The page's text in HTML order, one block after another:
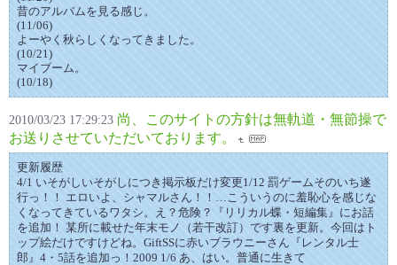
昔のアルバムを見る感じ。
(11/06)
よーやく秋らしくなってきました。
(10/21)
マイブーム。
(10/18)
2010/03/23 17:29:23 尚、このサイトの方針は無軌道・無節操で
お送りさせていただいております。
更新履歴
4/1 いそがしいそがしにつき掲示板だけ変更1/12 罰ゲームそのいち遂
行っ！！ エロいよ、シャマルさん！！…こういうのに羞恥心を感じな
くなってきているワタシ。え？危険？『リリカル蝶・短編集』にお話
を追加！ 某所に載せた年末モノ（若干改訂）です裏を更新。今回はト
ップ絵だけですけどね。GiftSSに赤いブラウニーさん『レンタル士
郎』4・5話を追加っ！2009 1/6 あ、はい。普通に生きて